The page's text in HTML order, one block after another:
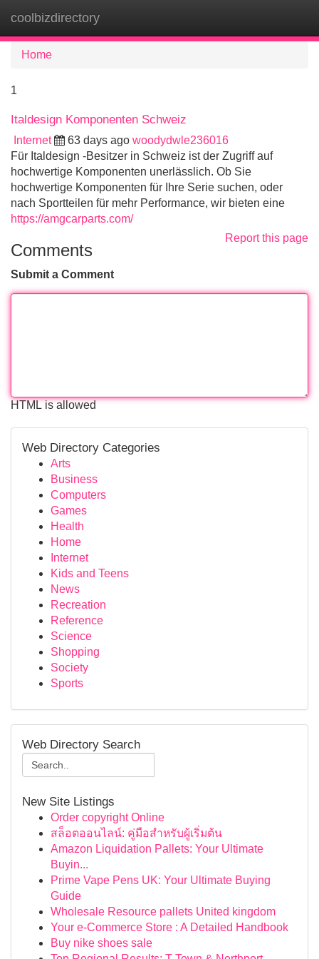
coolbizdirectory
Home
1
Italdesign Komponenten Schweiz
Internet 63 days ago woodydwle236016
Für Italdesign -Besitzer in Schweiz ist der Zugriff auf
hochwertige Komponenten unerlässlich. Ob Sie
hochwertige Komponenten für Ihre Serie suchen, oder
nach Sportteilen für mehr Performance, wir bieten eine
https://amgcarparts.com/
Report this page
Comments
Submit a Comment
HTML is allowed
Web Directory Categories
Arts
Business
Computers
Games
Health
Home
Internet
Kids and Teens
News
Recreation
Reference
Science
Shopping
Society
Sports
Web Directory Search
New Site Listings
Order copyright Online
สล็อตออนไลน์: คู่มือสำหรับผู้เริ่มต้น
Amazon Liquidation Pallets: Your Ultimate
Buyin...
Prime Vape Pens UK: Your Ultimate Buying
Guide
Wholesale Resource pallets United kingdom
Your e-Commerce Store : A Detailed Handbook
Buy nike shoes sale